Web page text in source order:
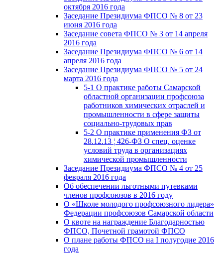
октября 2016 года
Заседание Президиума ФПСО № 8 от 23
июня 2016 года
Заседание совета ФПСО № 3 от 14 апреля
2016 года
Заседание Президиума ФПСО № 6 от 14
апреля 2016 года
Заседание Президиума ФПСО № 5 от 24
марта 2016 года
5-1 О практике работы Самарской
областной организации профсоюза
работников химических отраслей и
промышленности в сфере защиты
социально-трудовых прав
5-2 О практике применения ФЗ от
28.12.13 ¦ 426-ФЗ О спец. оценке
условий труда в организациях
химической промышленности
Заседание Президиума ФПСО № 4 от 25
февраля 2016 года
Об обеспечении льготными путевками
членов профсоюзов в 2016 году
О «Школе молодого профсоюзного лидера»
Федерации профсоюзов Самарской области
О квоте на награждение Благодарностью
ФПСО, Почетной грамотой ФПСО
О плане работы ФПСО на I полугодие 2016
года